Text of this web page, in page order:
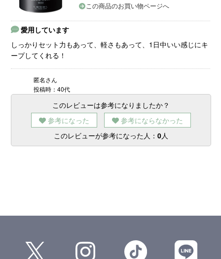
この商品のお買い物ページへ
愛用しています
しっかりセット力もあって、軽さもあって、1日中いい感じにキ
ープしてくれる！
匿名さん
投稿時：40代
このレビューは参考になりましたか？
参考になった
参考にならなかった
このレビューが参考になった人： 0人